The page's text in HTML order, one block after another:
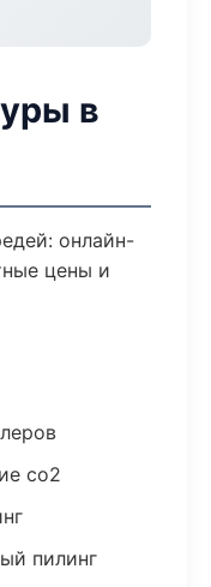
в
онлайн-
цены и
co2
пилинг